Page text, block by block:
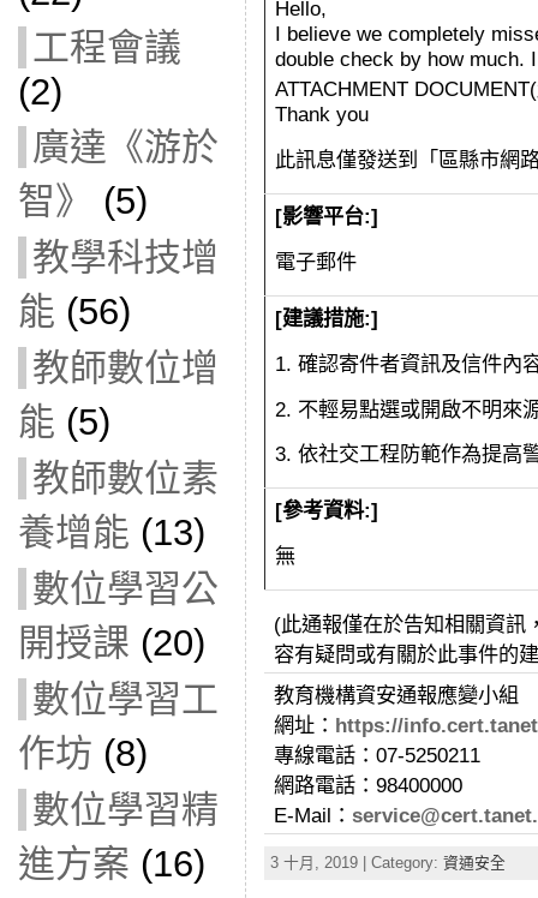
工程會議
(2)
廣達《游於
智》
(5)
教學科技增
能 (56)
教師數位增
能 (5)
教師數位素
養增能 (13)
數位學習公
開授課 (20)
數位學習工
作坊 (8)
數位學習精
進方案 (16)
Hello,
I believe we completely
double check by how much.
ATTACHMENT
Thank you
此訊息僅發送到「區縣市網
[影響平台:]
電子郵件
[建議措施:]
1. 確認寄件者資訊及信件內
2. 不輕易點選或開啟不明來
3. 依社交工程防範作為提高
[參考資料:]
無
(此通報僅在於告知相關資訊
容有疑問或有關於此事件的
教育機構資安通報應變小組
網址： https://
專線電話：07-5250211
網路電話：98400000
E-Mail：
3 十月, 2019 | Category: 資通安全